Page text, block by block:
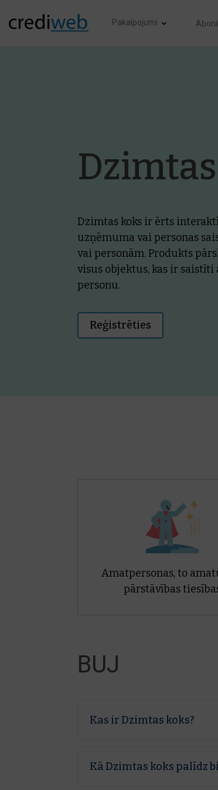
Pakalpojumi
Dzimtas koks ir ērts
uzņēmuma vai personas
vai personām. Produkts
visus objektus, kas ir
personu.
Reģistrēties
Amatpersonas, to
pārstāvības
BUJ
Kas ir Dzimtas koks?
Kā Dzimtas koks palīdz